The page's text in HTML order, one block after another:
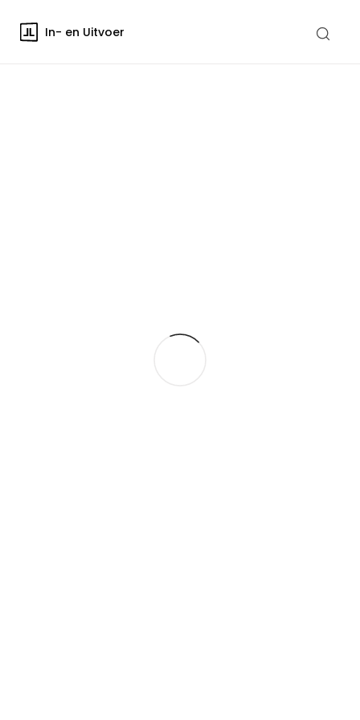
In- en Uitvoer